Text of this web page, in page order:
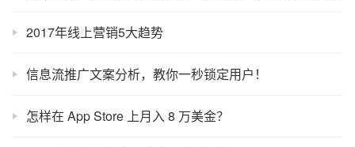
2017年线上营销5大趋势
信息流推广文案分析，教你一秒锁定用户！
怎样在 App Store 上月入 8 万美金？